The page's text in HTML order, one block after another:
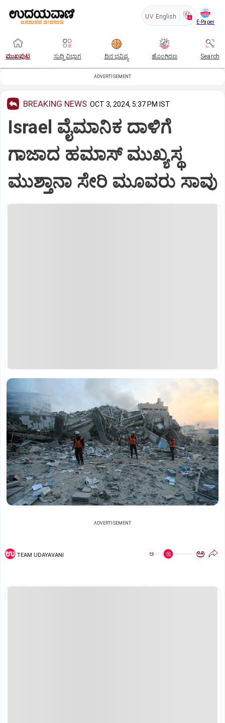
UV English
E-Paper
ಮುಖಪುಟ ಸುದ್ದಿ ವಿಭಾಗ ದಿನ ಭವಿಷ್ಯ ಹೊಂಗಿರಣ Search
ADVERTISEMENT
BREAKING NEWS OCT 3, 2024, 5:37 PM IST
Israel ವೈಮಾನಿಕ ದಾಳಿಗೆ
ಗಾಜಾದ ಹಮಾಸ್‌ ಮುಖ್ಯಸ್ಥ
ಮುಶ್ತಾನಾ ಸೇರಿ ಮೂವರು ಸಾವು
ADVERTISEMENT
TEAM UDAYAVANI ಅ ಅ